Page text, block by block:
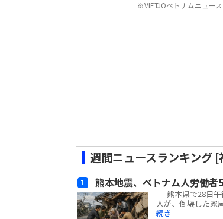
※VIETJOベトナムニュー
週間ニュースランキング [
熊本地震、ベトナム人労働
熊本県で28日午
人が、倒壊した家
続き